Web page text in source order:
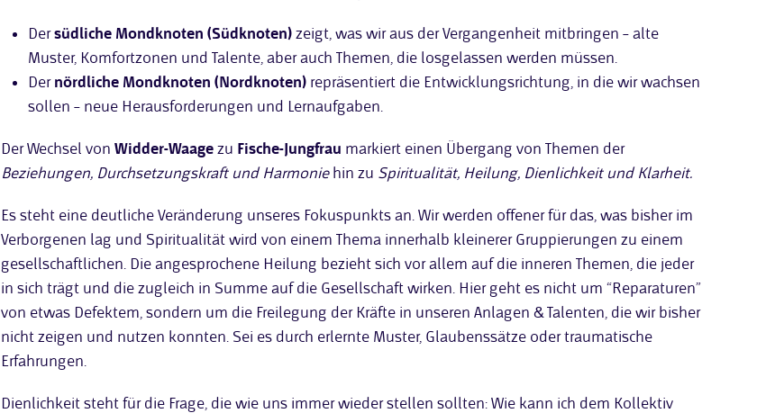
Dersüdliche Mondknoten (Südknoten) zeigt, was wir aus der Vergangenheit mitbringen – alte
Muster, Komfortzonen und Talente, aber auch Themen, die losgelassen werden müssen.
Der nördliche Mondknoten (Nordknoten) repräsentiert die Entwicklungsrichtung, in die wir wachsen
sollen – neue Herausforderungen und Lernaufgaben.
Der Wechsel vonWidder-Waage zu Fische-Jungfrau markiert einen Übergang von Themen der
Beziehungen, Durchsetzungskraft und Harmoniehin zu Spiritualität, Heilung, Dienlichkeit und Klarheit.
Es steht eine deutliche Veränderung unseres Fokuspunkts an. Wir werden offener für das, was bisher im
Verborgenen lag und Spiritualität wird von einem Thema innerhalb kleinerer Gruppierungen zu einem
gesellschaftlichen. Die angesprochene Heilung bezieht sich vor allem auf die inneren Themen, die jeder
in sich trägt und die zugleich in Summe auf die Gesellschaft wirken. Hier geht es nicht um “Reparaturen”
von etwas Defektem, sondern um die Freilegung der Kräfte in unseren Anlagen & Talenten, die wir bisher
nicht zeigen und nutzen konnten. Sei es durch erlernte Muster, Glaubenssätze oder traumatische
Erfahrungen.
Dienlichkeit steht für die Frage, die wie uns immer wieder stellen sollten: Wie kann ich dem Kollektiv